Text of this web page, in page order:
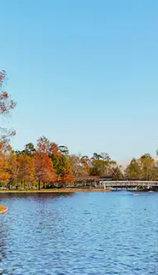
pour les parcourir ou en